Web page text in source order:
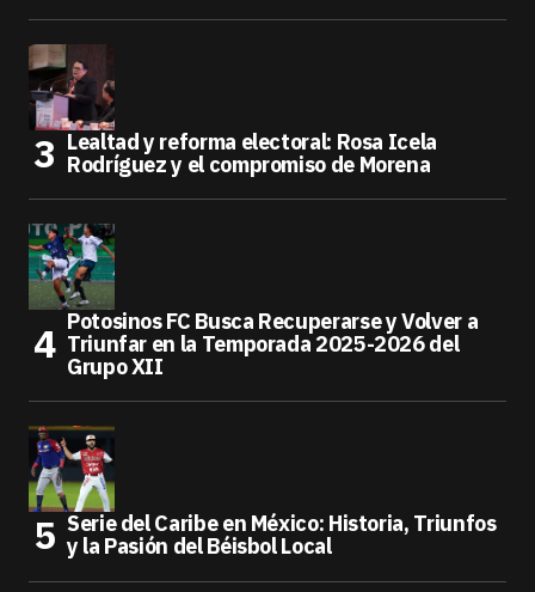
Lealtad y reforma electoral: Rosa Icela
Rodríguez y el compromiso de Morena
Potosinos FC Busca Recuperarse y Volver a
Triunfar en la Temporada 2025-2026 del
Grupo XII
Serie del Caribe en México: Historia, Triunfos
y la Pasión del Béisbol Local